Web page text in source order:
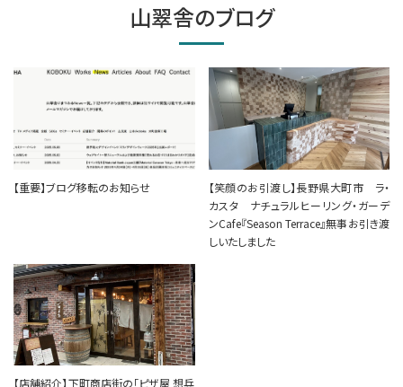
山翠舎のブログ
【重要】ブログ移転のお知らせ
【笑顔のお引渡し】長野県大町市 ラ・
カスタ ナチュラルヒーリング・ガーデ
ンCafe『Season Terrace』無事お引き渡
しいたしました
【店舗紹介】下町商店街の「ピザ屋 想兵